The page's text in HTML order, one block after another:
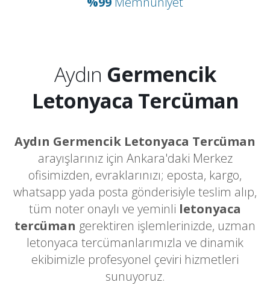
Aydın Germencik
Letonyaca Tercüman
Aydın Germencik Letonyaca Tercüman
arayışlarınız için Ankara'daki Merkez
ofisimizden, evraklarınızı; eposta, kargo,
whatsapp yada posta gönderisiyle teslim alıp,
tüm noter onaylı ve yeminli letonyaca
tercüman gerektiren işlemlerinizde, uzman
letonyaca tercümanlarımızla ve dinamik
ekibimizle profesyonel çeviri hizmetleri
sunuyoruz.